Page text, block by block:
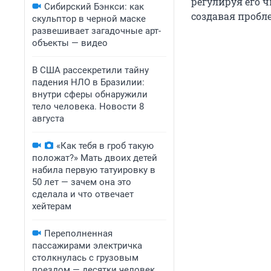
Сибирский Бэнкси: как
скульптор в черной маске
развешивает загадочные арт-
объекты — видео
В США рассекретили тайну
падения НЛО в Бразилии:
внутри сферы обнаружили
тело человека. Новости 8
августа
«Как тебя в гроб такую
положат?» Мать двоих детей
набила первую татуировку в
50 лет — зачем она это
сделала и что отвечает
хейтерам
Переполненная
пассажирами электричка
столкнулась с грузовым
создавая